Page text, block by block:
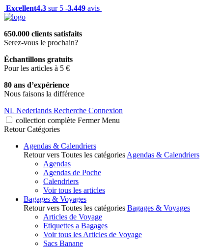
Excellent4.3 sur 5 -3.449 avis
650.000 clients satisfaits
Serez-vous le prochain?
Échantillons gratuits
Pour les articles à 5 €
80 ans d’expérience
Nous faisons la différence
NL Nederlands Recherche Connexion
collection complète Fermer Menu
Retour Catégories
Agendas & Calendriers
Retour vers Toutes les catégories Agendas & Calendriers
Agendas
Agendas de Poche
Calendriers
Voir tous les articles
Bagages & Voyages
Retour vers Toutes les catégories Bagages & Voyages
Articles de Voyage
Etiquettes a Bagages
Voir tous les Articles de Voyage
Sacs Banane